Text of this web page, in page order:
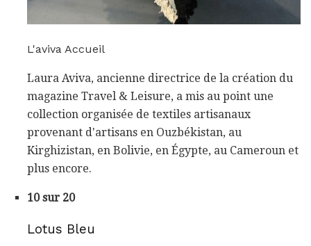
L'aviva Accueil
Laura Aviva, ancienne directrice de la création du
magazine Travel & Leisure, a mis au point une
collection organisée de textiles artisanaux
provenant d'artisans en Ouzbékistan, au
Kirghizistan, en Bolivie, en Égypte, au Cameroun et
plus encore.
10 sur 20
Lotus Bleu